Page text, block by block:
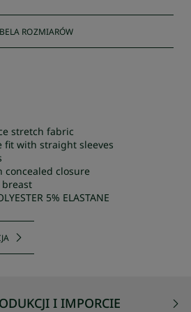
ROZMIARÓW
stretch fabric
fit with straight sleeves
concealed closure
breast
5% ELASTANE
I IMPORCIE